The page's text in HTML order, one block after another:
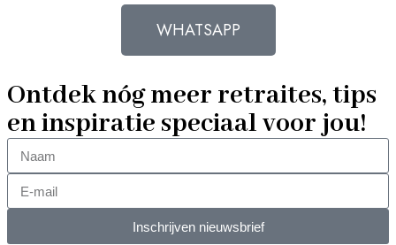
WHATSAPP
Ontdek nóg meer retraites, tips
en inspiratie speciaal voor jou!
Inschrijven nieuwsbrief